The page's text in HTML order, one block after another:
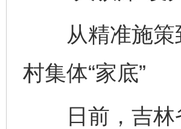
从精准施策
村集体“家底”
日前，吉林